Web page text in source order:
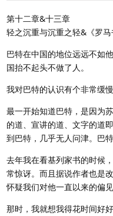
第十二章&十三章
轻之沉重与沉重之轻&《罗
巴特在中国的地位远远不如
国抬不起头不做了人。
我对巴特的认识有个非常缓
最一开始知道巴特，是因为
的道、宣讲的道、文字的道
到巴特，几乎无人问津。巴
去年我在看基列家书的时候
常惊讶。而且据说作者也是
怀疑我们对他一直以来的偏
那时，我就想我得花时间好